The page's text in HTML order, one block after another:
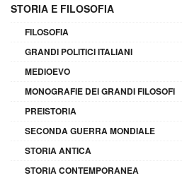
STORIA E FILOSOFIA
FILOSOFIA
GRANDI POLITICI ITALIANI
MEDIOEVO
MONOGRAFIE DEI GRANDI FILOSOFI
PREISTORIA
SECONDA GUERRA MONDIALE
STORIA ANTICA
STORIA CONTEMPORANEA